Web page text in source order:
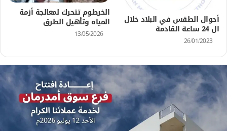
أحوال الطقس في البلاد خلال
ال 24 ساعة القادمة
26/01/2023
الخرطوم تتحرك لمعالجة أزمة
المياه وتأهيل الطرق
13/05/2026